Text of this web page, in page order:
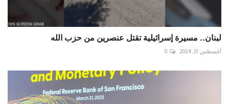
لبنان.. مسيرة إسرائيلية تقتل عنصرين من حزب الله
أغسطس 13, 2024 0